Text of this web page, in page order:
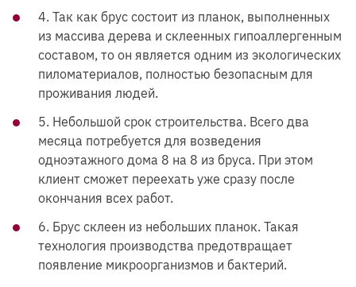
4. Так как брус состоит из планок, выполненных
из массива дерева и склеенных гипоаллергенным
составом, то он является одним из экологических
пиломатериалов, полностью безопасным для
проживания людей.
5. Небольшой срок строительства. Всего два
месяца потребуется для возведения
одноэтажного дома 8 на 8 из бруса. При этом
клиент сможет переехать уже сразу после
окончания всех работ.
6. Брус склеен из небольших планок. Такая
технология производства предотвращает
появление микроорганизмов и бактерий.